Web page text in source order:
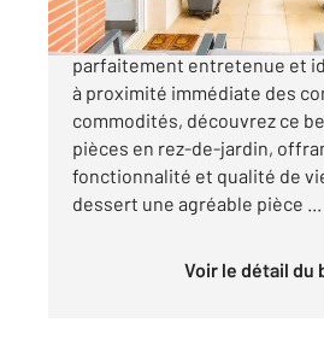
Dans une résidence récente
parfaitement entretenue et
à proximité immédiate des
commodités, découvrez ce
pièces en rez-de-jardin,
fonctionnalité et qualité de
dessert une agréable pièce ...
Voir le détail du